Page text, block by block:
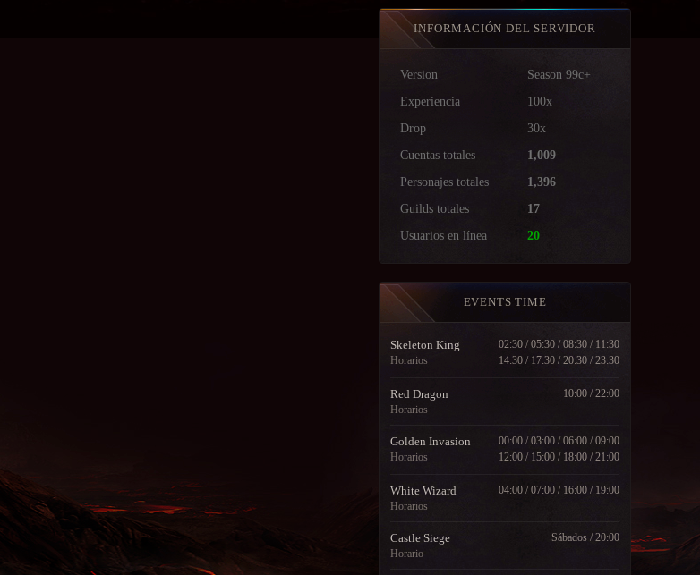
INFORMACIÓN DEL SERVIDOR
Version
Season 99c+
Experiencia
100x
Drop
30x
Cuentas totales
1,009
Personajes totales
1,396
Guilds totales
17
Usuarios en línea
20
EVENTS TIME
Skeleton King
Horarios
02:30 / 05:30 / 08:30 / 11:30
14:30 / 17:30 / 20:30 / 23:30
Red Dragon
Horarios
10:00 / 22:00
Golden Invasion
Horarios
00:00 / 03:00 / 06:00 / 09:00
12:00 / 15:00 / 18:00 / 21:00
White Wizard
Horarios
04:00 / 07:00 / 16:00 / 19:00
Castle Siege
Horario
Sábados / 20:00